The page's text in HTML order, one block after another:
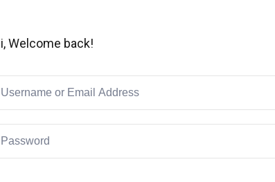
Welcome back!
Don’t have an account?Sign up